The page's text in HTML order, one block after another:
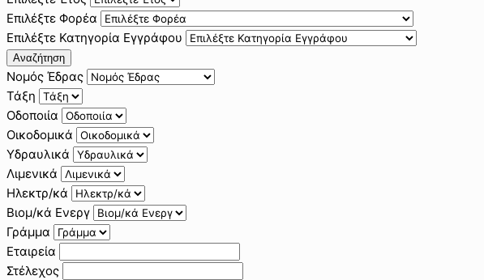
Επιλέξτε Φορέα
Επιλέξτε Κατηγορία Εγγράφου
Αναζήτηση
Νομός Έδρας
Τάξη
Οδοποιία
Οικοδομικά
Υδραυλικά
Λιμενικά
Ηλεκτρ/κά
Βιομ/κά Ενεργ
Γράμμα
Εταιρεία
Στέλεχος